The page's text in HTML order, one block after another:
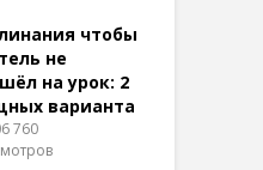
чтобы
не
на урок: 2
варианта
760